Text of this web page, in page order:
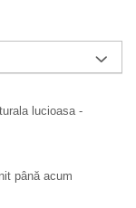
lucioasa -
până acum